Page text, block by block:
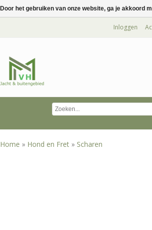
Inloggen
Home » Hond en Fret » Scharen
Door het gebruiken van onze website, ga je akkoord